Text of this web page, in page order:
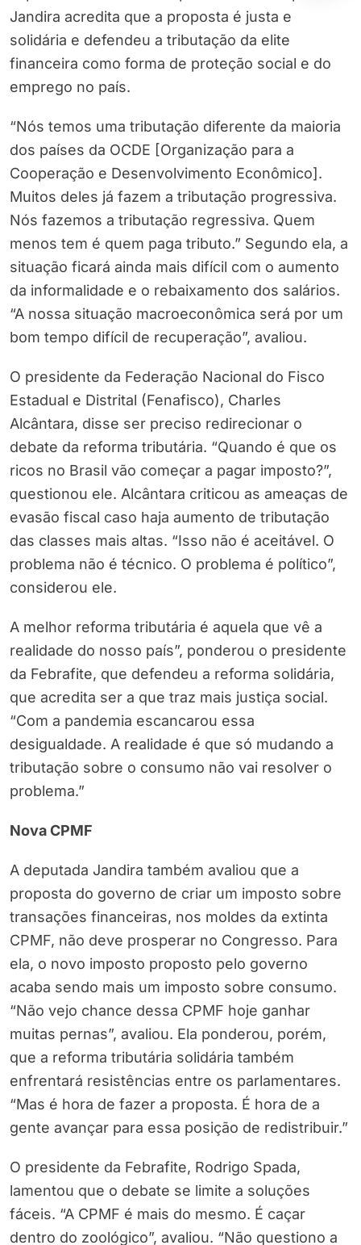
Jandira acredita que a proposta é justa e
solidária e defendeu a tributação da elite
financeira como forma de proteção social e do
emprego no país.
“Nós temos uma tributação diferente da maioria
dos países da OCDE [Organização para a
Cooperação e Desenvolvimento Econômico].
Muitos deles já fazem a tributação progressiva.
Nós fazemos a tributação regressiva. Quem
menos tem é quem paga tributo.” Segundo ela, a
situação ficará ainda mais difícil com o aumento
da informalidade e o rebaixamento dos salários.
“A nossa situação macroeconômica será por um
bom tempo difícil de recuperação”, avaliou.
O presidente da Federação Nacional do Fisco
Estadual e Distrital (Fenafisco), Charles
Alcântara, disse ser preciso redirecionar o
debate da reforma tributária. “Quando é que os
ricos no Brasil vão começar a pagar imposto?”,
questionou ele. Alcântara criticou as ameaças de
evasão fiscal caso haja aumento de tributação
das classes mais altas. “Isso não é aceitável. O
problema não é técnico. O problema é político”,
considerou ele.
A melhor reforma tributária é aquela que vê a
realidade do nosso país”, ponderou o presidente
da Febrafite, que defendeu a reforma solidária,
que acredita ser a que traz mais justiça social.
“Com a pandemia escancarou essa
desigualdade. A realidade é que só mudando a
tributação sobre o consumo não vai resolver o
problema.”
Nova CPMF
A deputada Jandira também avaliou que a
proposta do governo de criar um imposto sobre
transações financeiras, nos moldes da extinta
CPMF, não deve prosperar no Congresso. Para
ela, o novo imposto proposto pelo governo
acaba sendo mais um imposto sobre consumo.
“Não vejo chance dessa CPMF hoje ganhar
muitas pernas”, avaliou. Ela ponderou, porém,
que a reforma tributária solidária também
enfrentará resistências entre os parlamentares.
“Mas é hora de fazer a proposta. É hora de a
gente avançar para essa posição de redistribuir.”
O presidente da Febrafite, Rodrigo Spada,
lamentou que o debate se limite a soluções
fáceis. “A CPMF é mais do mesmo. É caçar
dentro do zoológico”, avaliou. “Não questiono a